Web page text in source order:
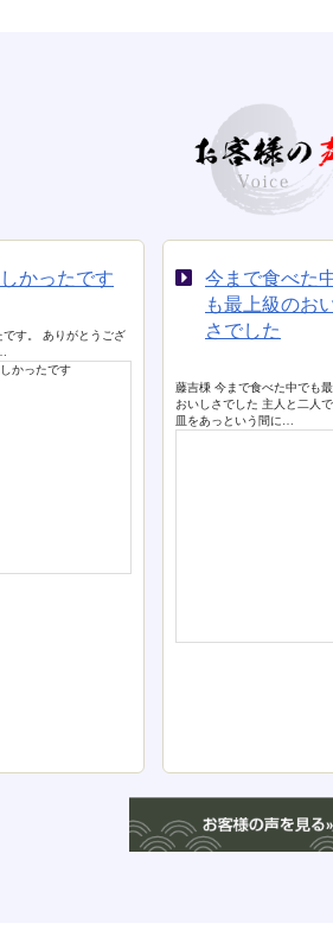
かったです
です。 ありがとうござ
今まで食べた
も最上級のお
さでした
藤吉棅 今まで食べた中でも
おいしさでした 主人と二人
皿をあっという間に…